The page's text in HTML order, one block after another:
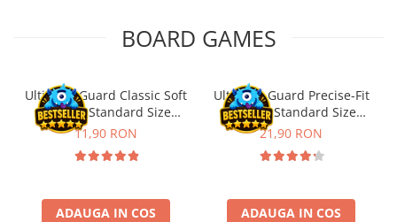
BOARD GAMES
Ultimate Guard Classic Soft
Sleeves Standard Size
Transparent (100)
11,90 RON
ADAUGA IN COS
Ultimate Guard Precise-Fit
Sleeves Standard Size
Transparent (100)
21,90 RON
ADAUGA IN COS